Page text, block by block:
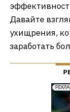
Давайте
ухищрения,
заработать